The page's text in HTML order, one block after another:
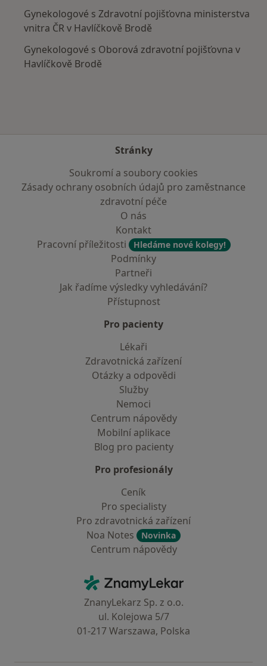
Gynekologové s Zdravotní pojišťovna ministerstva
vnitra ČR v Havlíčkově Brodě
Gynekologové s Oborová zdravotní pojišťovna v
Havlíčkově Brodě
Stránky
Soukromí a soubory cookies
Zásady ochrany osobních údajů pro zaměstnance
zdravotní péče
O nás
Kontakt
Pracovní příležitosti
Hledáme nové kolegy!
Podmínky
Partneři
Jak řadíme výsledky vyhledávání?
Přístupnost
Pro pacienty
Lékaři
Zdravotnická zařízení
Otázky a odpovědi
Služby
Nemoci
Centrum nápovědy
Mobilní aplikace
Blog pro pacienty
Pro profesionály
Ceník
Pro specialisty
Pro zdravotnická zařízení
Noa Notes
Novinka
Centrum nápovědy
ZnamyLekar - Hlavní stránka
ZnanyLekarz Sp. z o.o.
ul. Kolejowa 5/7
01-217 Warszawa, Polska